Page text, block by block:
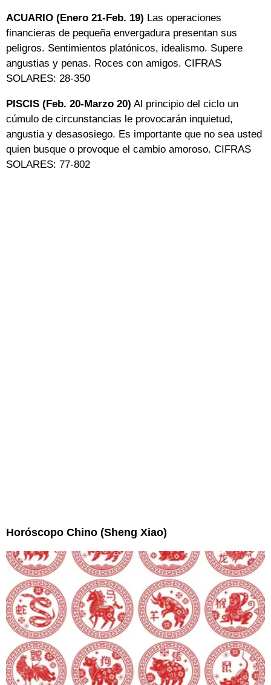
ACUARIO (Enero 21-Feb. 19) Las operaciones
financieras de pequeña envergadura presentan sus
peligros. Sentimientos platónicos, idealismo. Supere
angustias y penas. Roces con amigos. CIFRAS
SOLARES: 28-350
PISCIS (Feb. 20-Marzo 20) Al principio del ciclo un
cúmulo de circunstancias le provocarán inquietud,
angustia y desasosiego. Es importante que no sea usted
quien busque o provoque el cambio amoroso. CIFRAS
SOLARES: 77-802
Horóscopo Chino (Sheng Xiao)